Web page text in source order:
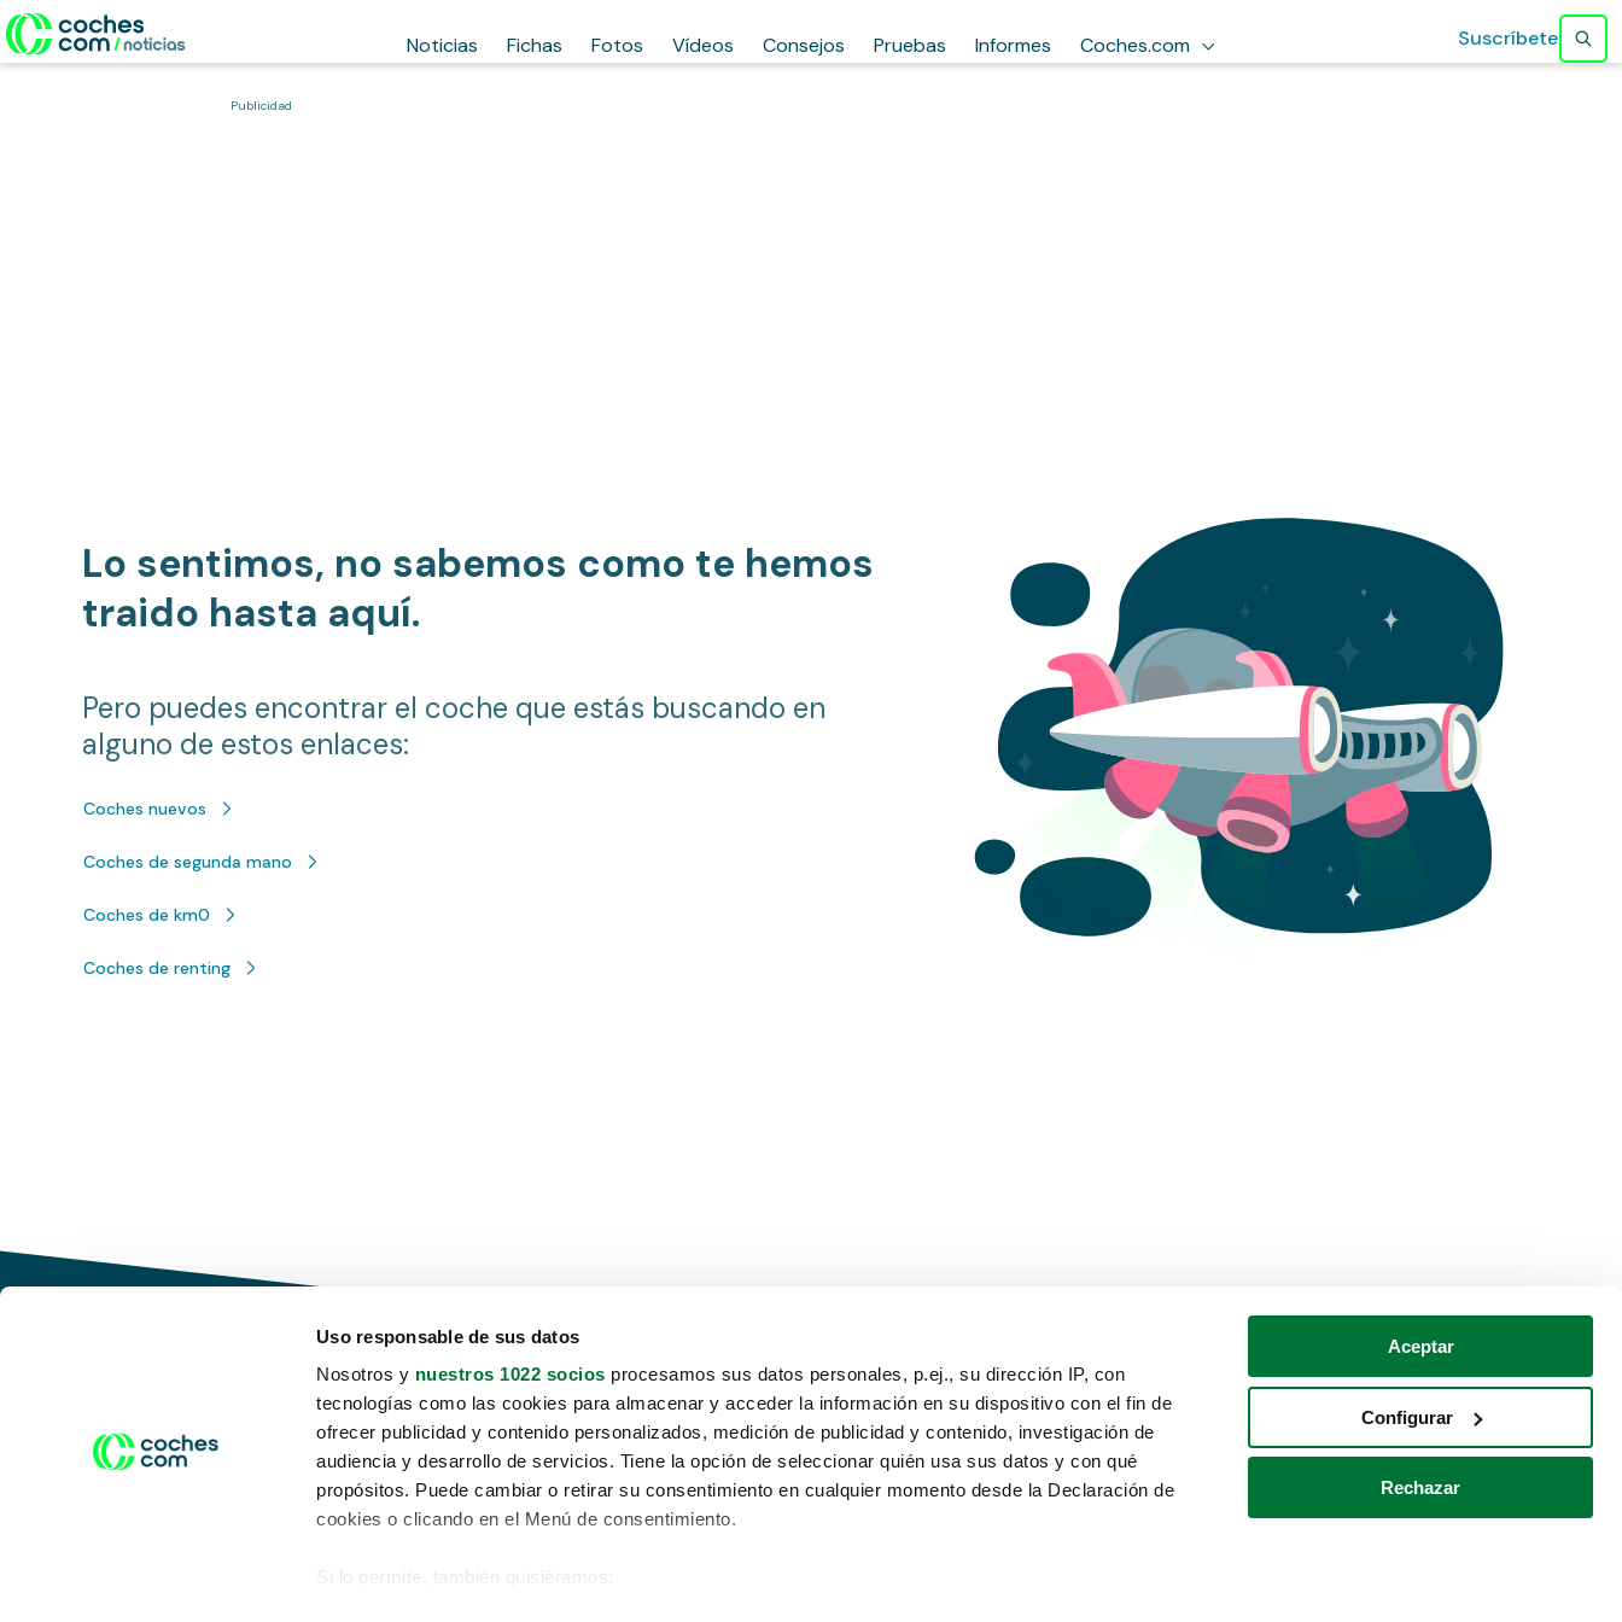
Uso responsable de sus datos
Nosotros y nuestros 1022 socios procesamos sus datos personales, p.ej., su dirección IP, con
tecnologías como las cookies para almacenar y acceder la información en su dispositivo con el fin de
ofrecer publicidad y contenido personalizados, medición de publicidad y contenido, investigación de
audiencia y desarrollo de servicios. Tiene la opción de seleccionar quién usa sus datos y con qué
propósitos. Puede cambiar o retirar su consentimiento en cualquier momento desde la Declaración de
cookies o clicando en el Menú de consentimiento.
Si lo permite, también quisiéramos:
Aceptar
Configurar
Rechazar
Noticias Fichas Fotos Vídeos Consejos Pruebas Informes Coches.com Suscríbete
Publicidad
Lo sentimos, no sabemos como te hemos
traido hasta aquí.
Pero puedes encontrar el coche que estás buscando en
alguno de estos enlaces:
Coches nuevos
Coches de segunda mano
Coches de km0
Coches de renting
Conduce tu futuro,
desata tu movilidad